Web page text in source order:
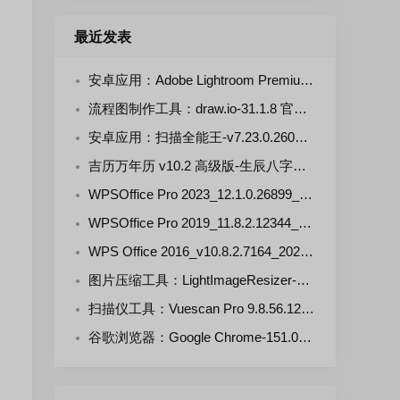
最近发表
安卓应用：Adobe Lightroom Premium-v11.5.0(711105000) 解锁版
流程图制作工具：draw.io-31.1.8 官方正式版
安卓应用：扫描全能王-v7.23.0.2607290000-VIP 解锁版
吉历万年历 v10.2 高级版-生辰八字，择日禁忌，运势财运
WPSOffice Pro 2023_12.1.0.26899_20260806 雨糖科技特别版
WPSOffice Pro 2019_11.8.2.12344_20260806 雨糖科技特别版
WPS Office 2016_v10.8.2.7164_20260806 雨糖科技特别版
图片压缩工具：LightImageResizer-v7.6.5.176 绿色版
扫描仪工具：Vuescan Pro 9.8.56.12 中文绿色便携版
谷歌浏览器：Google Chrome-151.0.7922.109 官方正式版+便携增强版